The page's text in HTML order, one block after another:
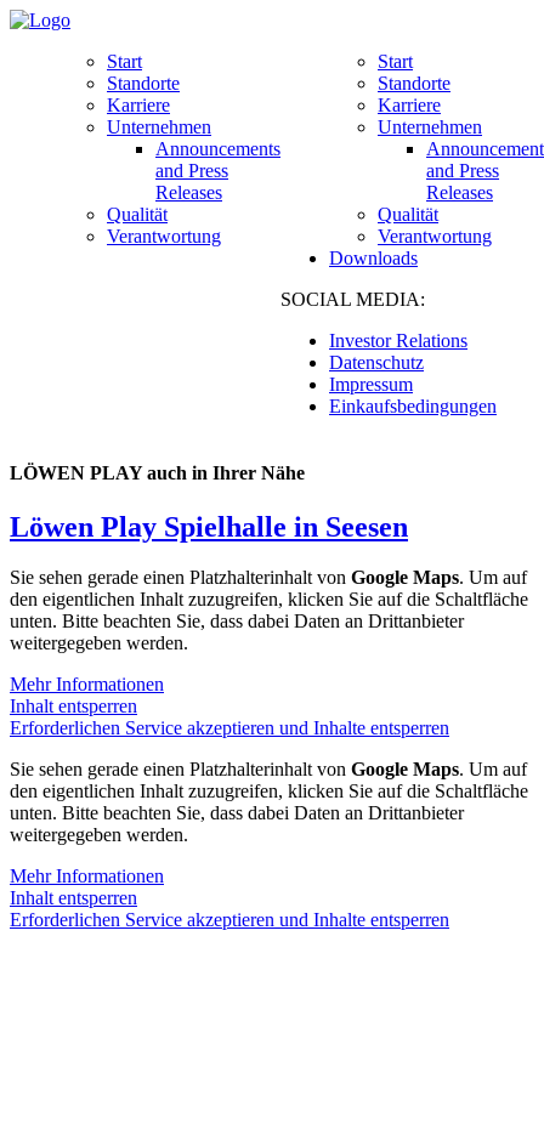
Start
Standorte
Karriere
Unternehmen
Announcements
and Press
Releases
Qualität
Verantwortung
Start
Standorte
Karriere
Unternehmen
and Press
Releases
Qualität
Verantwortung
Downloads
SOCIAL MEDIA:
Investor Relations
Datenschutz
Impressum
Einkaufsbedingungen
LÖWEN PLAY auch in Ihrer Nähe
Löwen Play Spielhalle in Seesen
Sie sehen gerade einen Platzhalterinhalt von Google Maps. Um auf
den eigentlichen Inhalt zuzugreifen, klicken Sie auf die Schaltfläche
unten. Bitte beachten Sie, dass dabei Daten an Drittanbieter
weitergegeben werden.
Mehr Informationen
Inhalt entsperren
Erforderlichen Service akzeptieren und Inhalte entsperren
Sie sehen gerade einen Platzhalterinhalt von Google Maps. Um auf
den eigentlichen Inhalt zuzugreifen, klicken Sie auf die Schaltfläche
unten. Bitte beachten Sie, dass dabei Daten an Drittanbieter
weitergegeben werden.
Mehr Informationen
Inhalt entsperren
Erforderlichen Service akzeptieren und Inhalte entsperren